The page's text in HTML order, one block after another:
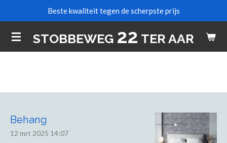
naar
de
STOBBEWEG 22 TER AAR
Beste kwaliteit tegen de scherpste prijs
Behang
12 mrt 2025 14:07